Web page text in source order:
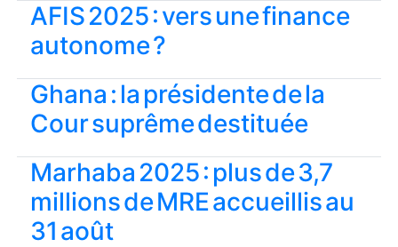
AFIS 2025 : vers une finance
autonome ?
Ghana : la présidente de la
Cour suprême destituée
Marhaba 2025 : plus de 3,7
millions de MRE accueillis au
31 août